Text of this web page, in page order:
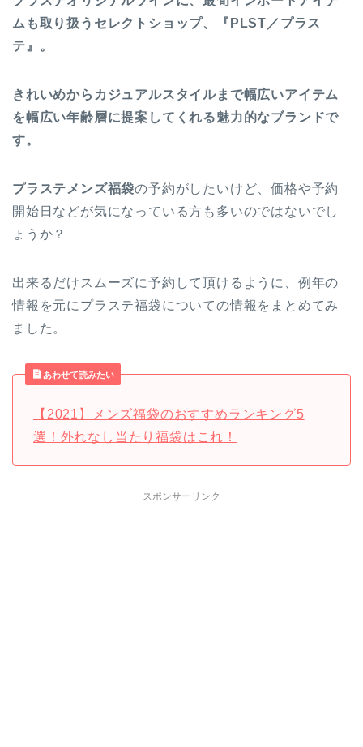
ムも取り扱うセレクトショップ、『PLST／プラス
テ』。
きれいめからカジュアルスタイルまで幅広いアイテム
を幅広い年齢層に提案してくれる魅力的なブランドで
す。
プラステメンズ福袋の予約がしたいけど、価格や予約
開始日などが気になっている方も多いのではないでし
ょうか？
出来るだけスムーズに予約して頂けるように、例年の
情報を元にプラステ福袋についての情報をまとめてみ
ました。
あわせて読みたい
【2021】メンズ福袋のおすすめランキング5
選！外れなし当たり福袋はこれ！
スポンサーリンク